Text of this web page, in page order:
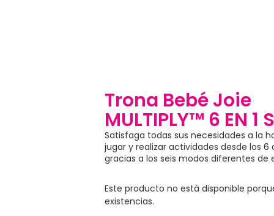
Trona Bebé Joie
MULTIPLY™ 6 EN 1
Satisfaga todas sus necesidades a la
jugar y realizar actividades desde los 6
gracias a los seis modos diferentes de
Este producto no está disponible
existencias.